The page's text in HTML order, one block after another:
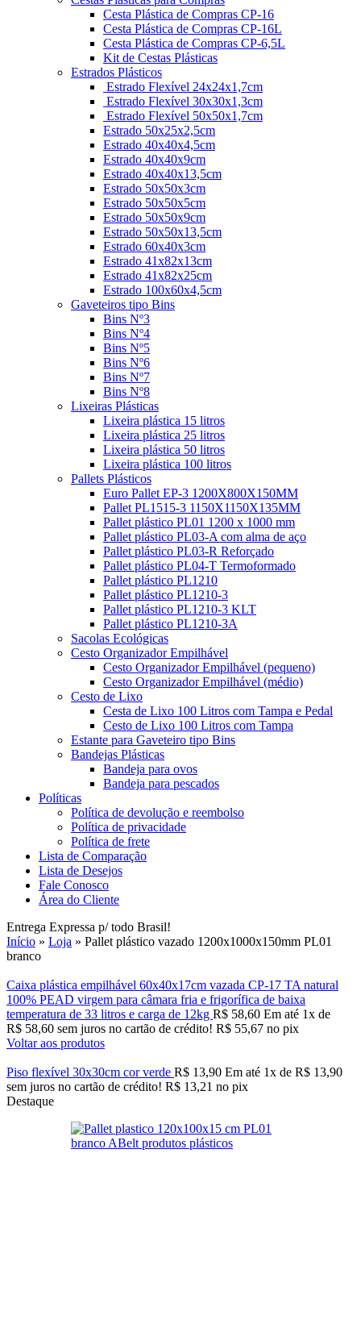
Cesta Plástica de Compras CP-16
Cesta Plástica de Compras CP-16L
Cesta Plástica de Compras CP-6,5L
Kit de Cestas Plásticas
Estrados Plásticos
Estrado Flexível 24x24x1,7cm
Estrado Flexível 30x30x1,3cm
Estrado Flexível 50x50x1,7cm
Estrado 50x25x2,5cm
Estrado 40x40x4,5cm
Estrado 40x40x9cm
Estrado 40x40x13,5cm
Estrado 50x50x3cm
Estrado 50x50x5cm
Estrado 50x50x9cm
Estrado 50x50x13,5cm
Estrado 60x40x3cm
Estrado 41x82x13cm
Estrado 41x82x25cm
Estrado 100x60x4,5cm
Gaveteiros tipo Bins
Bins Nº3
Bins Nº4
Bins Nº5
Bins Nº6
Bins Nº7
Bins Nº8
Lixeiras Plásticas
Lixeira plástica 15 litros
Lixeira plástica 25 litros
Lixeira plástica 50 litros
Lixeira plástica 100 litros
Pallets Plásticos
Euro Pallet EP-3 1200X800X150MM
Pallet PL1515-3 1150X1150X135MM
Pallet plástico PL01 1200 x 1000 mm
Pallet plástico PL03-A com alma de aço
Pallet plástico PL03-R Reforçado
Pallet plástico PL04-T Termoformado
Pallet plástico PL1210
Pallet plástico PL1210-3
Pallet plástico PL1210-3 KLT
Pallet plástico PL1210-3A
Sacolas Ecológicas
Cesto Organizador Empilhável
Cesto Organizador Empilhável (pequeno)
Cesto Organizador Empilhável (médio)
Cesto de Lixo
Cesta de Lixo 100 Litros com Tampa e Pedal
Cesto de Lixo 100 Litros com Tampa
Estante para Gaveteiro tipo Bins
Bandejas Plásticas
Bandeja para ovos
Bandeja para pescados
Políticas
Política de devolução e reembolso
Política de privacidade
Política de frete
Lista de Comparação
Lista de Desejos
Fale Conosco
Área do Cliente
Entrega Expressa p/ todo Brasil!
Início » Loja » Pallet plástico vazado 1200x1000x150mm PL01
branco
Caixa plástica empilhável 60x40x17cm vazada CP-17 TA natural
100% PEAD virgem para câmara fria e frigorífica de baixa
temperatura de 33 litros e carga de 12kg R$ 58,60 Em até 1x de
R$ 58,60 sem juros no cartão de crédito! R$ 55,67 no pix
Voltar aos produtos
Piso flexível 30x30cm cor verde R$ 13,90 Em até 1x de R$ 13,90
sem juros no cartão de crédito! R$ 13,21 no pix
Destaque